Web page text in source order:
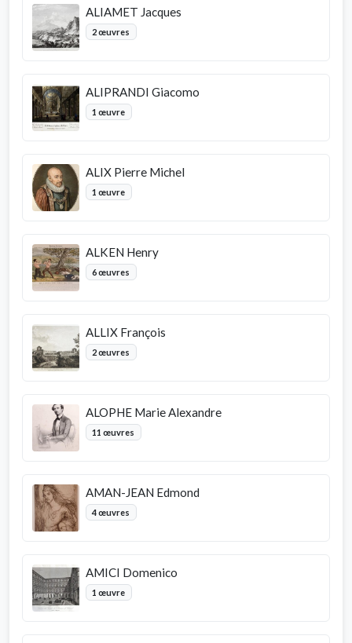
ALIAMET Jacques
2 œuvres
ALIPRANDI Giacomo
1 œuvre
ALIX Pierre Michel
1 œuvre
ALKEN Henry
6 œuvres
ALLIX François
2 œuvres
ALOPHE Marie Alexandre
11 œuvres
AMAN-JEAN Edmond
4 œuvres
AMICI Domenico
1 œuvre